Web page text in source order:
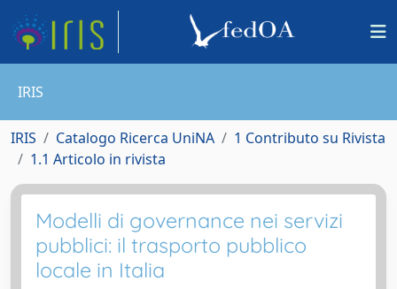
IRIS
IRIS Catalogo Ricerca UniNA
1 Contributo su Rivista
1.1 Articolo in rivista
Modelli di governance nei servizi
pubblici: il trasporto pubblico
locale in Italia